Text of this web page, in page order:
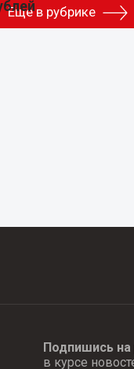
Еще в рубрике
Подпишись на
в курсе